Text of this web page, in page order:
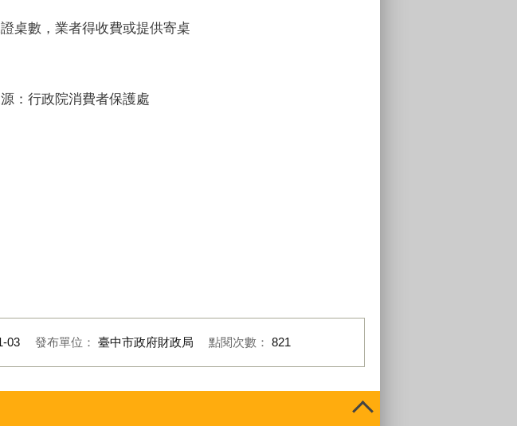
桌數，業者得收費或提供寄桌
：行政院消費者保護處
03 發布單位： 臺中市政府財政局 點閱次數： 821